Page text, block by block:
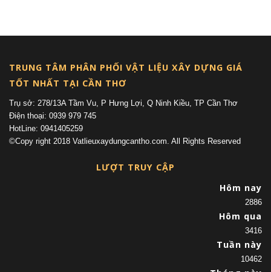
TRUNG TÂM PHÂN PHỐI VẬT LIỆU XÂY DỰNG GIÁ
TỐT NHẤT TẠI CẦN THƠ
Trụ sở: 278/13A Tầm Vu, P Hưng Lợi, Q Ninh Kiều, TP Cần Thơ
Điện thoại: 0939 979 745
HotLine: 0941405259
©Copy right 2018 Vatlieuxaydungcantho.com. All Rights Reserved
LƯỢT TRUY CẬP
Hôm nay
2886
Hôm qua
3416
Tuần này
10462